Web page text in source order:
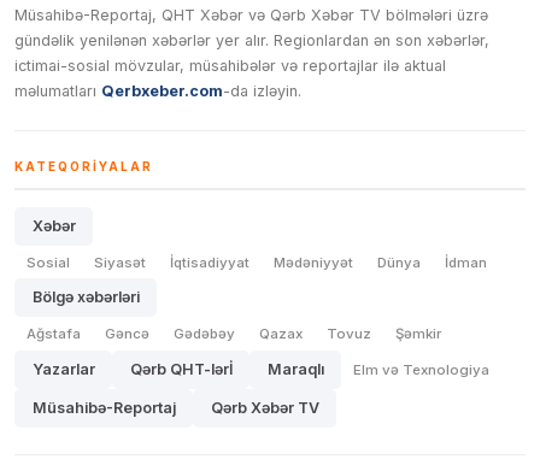
Müsahibə-Reportaj, QHT Xəbər və Qərb Xəbər TV bölmələri üzrə
gündəlik yenilənən xəbərlər yer alır. Regionlardan ən son xəbərlər,
ictimai-sosial mövzular, müsahibələr və reportajlar ilə aktual
məlumatları Qerbxeber.com-da izləyin.
KATEQORIYALAR
Xəbər
Sosial Siyasət İqtisadiyyat Mədəniyyət Dünya İdman
Bölgə xəbərləri
Ağstafa Gəncə Gədəbəy Qazax Tovuz Şəmkir
Yazarlar Qərb QHT-lərİ Maraqlı Elm və Texnologiya
Müsahibə-Reportaj Qərb Xəbər TV